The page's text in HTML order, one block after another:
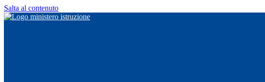
Salta al contenuto